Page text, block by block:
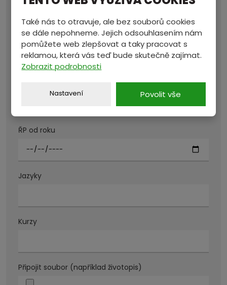
Platový požadavek v hrubém
ŘP od roku
Jazyky
Kurzy
Připojit soubor (například životopis)
Také nás to otravuje, ale bez souborů cookies
se dále nepohneme. Jejich odsouhlasením nám
pomůžete web zlepšovat a taky pracovat s
reklamou, která vás teď bude skutečně zajímat.
Zobrazit podrobnosti
Nastavení Povolit vše